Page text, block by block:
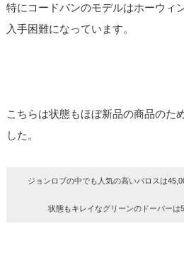
特にコードバンのモデルはホーウィ
入手困難になっています。
こちらは状態もほぼ新品の商品のた
した。
ジョンロブの中でも人気の高いバロスは
状態もキレイなグリーンのドーバーは